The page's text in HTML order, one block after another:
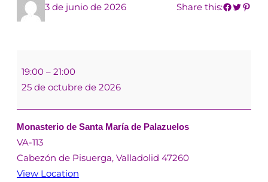
3 de junio de 2026 Share this:
19:00 – 21:00
25 de octubre de 2026
Monasterio de Santa María de Palazuelos
VA-113
Cabezón de Pisuerga, Valladolid 47260
View Location